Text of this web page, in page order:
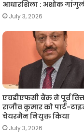
आधारशिला : अशोक
July 3, 2026
एचडीएफसी बैंक ने पूर्व
राजीव कुमार को पार्ट-
चेयरमैन नियुक्त किया
July 3, 2026